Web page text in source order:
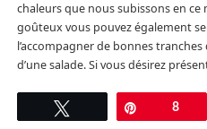
chaleurs que nous subissons en
goûteux vous pouvez également
l’accompagner de bonnes
d’une salade. Si vous désirez
Tweetez Épingle
8